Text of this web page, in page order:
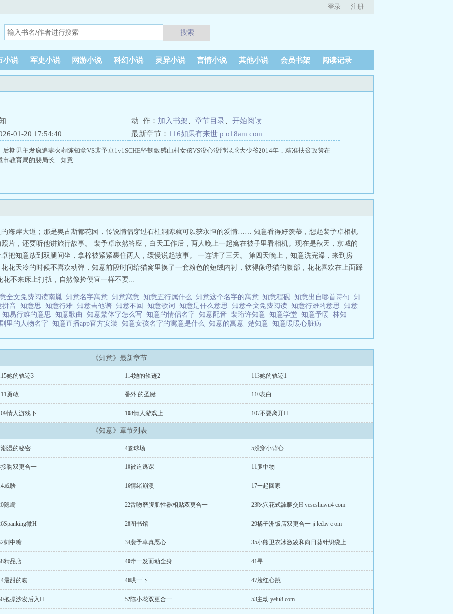
登录 注册
搜索
小说 军史小说 网游小说 科幻小说 灵异小说 言情小说 其他小说 会员书架 阅读记录
动 作： 加入书架 章节目录
开始阅读
01-20 17:54:40
最新章节： 116如果有来世 p o18am com
后期男主发疯追妻火葬陈知意VS裴予卓1v1SCHE坚韧敏感山村女孩VS没心没肺混球大少爷2014年，精准扶贫政策在
市教育局的裴局长... 知意
海岸大道；那是奥古斯都花园，传说情侣穿过石柱洞隙就可以获永恒的爱情…… 知意看得好羡慕，想起裴予卓相机
片，还要听他讲旅行故事。 裴予卓欣然答应，白天工作后，两人晚上一起窝在被子里看相机。现在是秋天，京城的
把知意放到双腿间坐，拿棉被紧紧裹住两人，缓慢说起故事。 一连讲了三天。 第四天晚上，知意洗完澡，来到房
花天冷的时候不喜欢动弹，知意前段时间给猫窝里换了一套粉色的短绒内衬，软得像母猫的腹部，花花喜欢在上面踩
不来床上打扰，自然像捡便宜一样不要...
全文免费阅读南胤 知意名字寓意 知意寓意 知意五行属什么 知意这个名字的寓意 知意程砚 知意出自哪首诗句 知
拼音 知意思 知意行难 知意吉他谱 知意不回 知意歌词 知意是什么意思 知意全文免费阅读 知意行难的意思 知意
知易行难的意思 知意歌曲 知意繁体字怎么写 知意的情侣名字 知意配音 裴珩许知意 知意学堂 知意予暖 林知
里的人物名字 知意直播app官方安装 知意女孩名字的寓意是什么 知意的寓意 楚知意 知意暖暖心脏病
《知意》最新章节
她的轨迹3 114她的轨迹2 113她的轨迹1
勇敢 番外 的圣诞 110表白
情人游戏下 108情人游戏上 107不要离开H
《知意》章节列表
潮湿的秘密 4篮球场 5没穿小背心
接吻双更合一 10被迫逃课 11腿中物
威胁 16情绪崩溃 17一起回家
隐瞒 22舌吻磨腹肌性器相贴双更合一 23吃穴花式舔腿交H yeseshuwu4 com
微H 28图书馆 29橘子洲饭店双更合一 ji leday c om
刺中糖 34裴予卓真恶心 35小熊卫衣冰激凌和向日葵针织袋上
精品店 40牵一发而动全身 41寻
最甜的吻 46哄一下 47脸红心跳
抱操沙发后入H 52陈小花双更合一 53主动 yelu8 com